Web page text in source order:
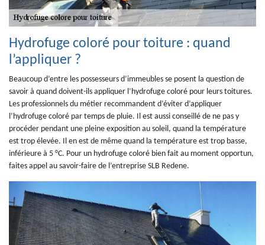
Hydrofuge coloré pour toiture : quand
l’appliquer ?
Beaucoup d’entre les possesseurs d’immeubles se posent la question de
savoir à quand doivent-ils appliquer l’hydrofuge coloré pour leurs toitures.
Les professionnels du métier recommandent d’éviter d’appliquer
l’hydrofuge coloré par temps de pluie. Il est aussi conseillé de ne pas y
procéder pendant une pleine exposition au soleil, quand la température
est trop élevée. Il en est de même quand la température est trop basse,
inférieure à 5 °C. Pour un hydrofuge coloré bien fait au moment opportun,
faites appel au savoir-faire de l’entreprise SLB Redene.